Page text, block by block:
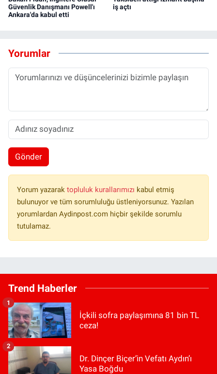
Güvenlik Danışmanı Powell'ı
Ankara'da kabul etti
iş açtı
Yorumlar
Gönder
Yorum yazarak topluluk kurallarımızı kabul etmiş
bulunuyor ve tüm sorumluluğu üstleniyorsunuz. Yazılan
yorumlardan Aydinpost.com hiçbir şekilde sorumlu
tutulamaz.
Trend Haberler
İçkili sofra paylaşımına 81 bin TL
ceza!
1
Dr. Dinçer Biçer’in Vefatı Aydın’ı
Yasa Boğdu
2